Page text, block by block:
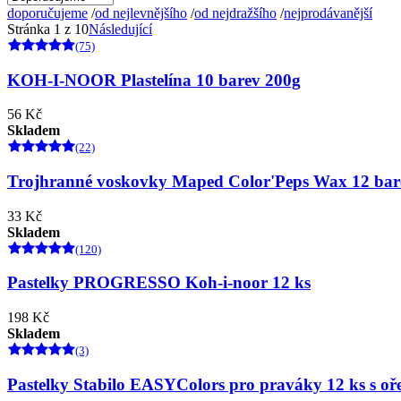
doporučujeme /od nejlevnějšího /od nejdražšího /nejprodávanější
Stránka 1 z 10Následující
(75)
KOH-I-NOOR Plastelína 10 barev 200g
56 Kč
Skladem
(22)
Trojhranné voskovky Maped Color'Peps Wax 12
33 Kč
Skladem
(120)
Pastelky PROGRESSO Koh-i-noor 12 ks
198 Kč
Skladem
(3)
Pastelky Stabilo EASYColors pro praváky 12 ks s